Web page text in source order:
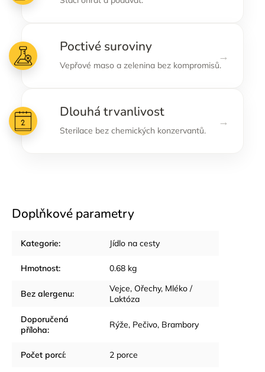
→
Poctivé suroviny
Vepřové maso a zelenina bez kompromisů.
→
Dlouhá trvanlivost
Sterilace bez chemických konzervantů.
Doplňkové parametry
Kategorie: Jídlo na cesty
Hmotnost: 0.68 kg
Bez alergenu:
Vejce, Ořechy, Mléko /
Laktóza
Doporučená
příloha: Rýže, Pečivo, Brambory
Počet porcí: 2 porce